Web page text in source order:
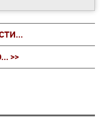
>>